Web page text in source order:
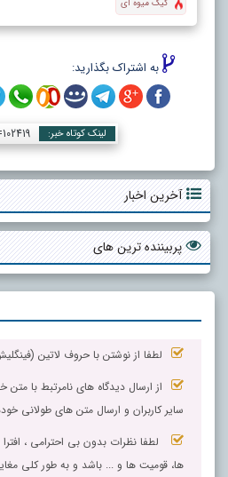
کیک میوه ای
به اشتراک بگذارید:
لینک کوتاه خبر:
آخرین اخبار
پربیننده ترین های
لطفا از نوشتن با حروف لاتین
از ارسال دیدگاه های نامرتبط با متن
سایر کاربران و ارسال متن های طولانی
لطفا نظرات بدون بی احترامی ،
ها، قومیت ها و ... باشد و به طور کلی